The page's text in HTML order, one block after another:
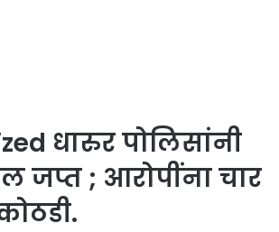
धारुर पोलिसांनी
जप्त ; आरोपींना चार